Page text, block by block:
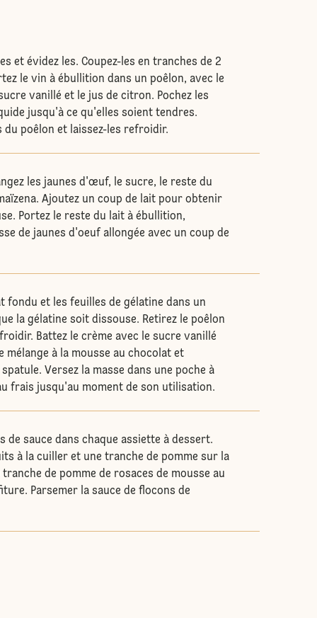
et évidez les. Coupez-les en tranches de 2
le vin à ébullition dans un poêlon, avec le
vanillé et le jus de citron. Pochez les
jusqu'à ce qu'elles soient tendres.
du poêlon et laissez-les refroidir.
les jaunes d'œuf, le sucre, le reste du
Ajoutez un coup de lait pour obtenir
Portez le reste du lait à ébullition,
de jaunes d'oeuf allongée avec un coup de
fondu et les feuilles de gélatine dans un
la gélatine soit dissouse. Retirez le poêlon
Battez le crème avec le sucre vanillé
mélange à la mousse au chocolat et
Versez la masse dans une poche à
frais jusqu'au moment de son utilisation.
de sauce dans chaque assiette à dessert.
à la cuiller et une tranche de pomme sur la
tranche de pomme de rosaces de mousse au
Parsemer la sauce de flocons de